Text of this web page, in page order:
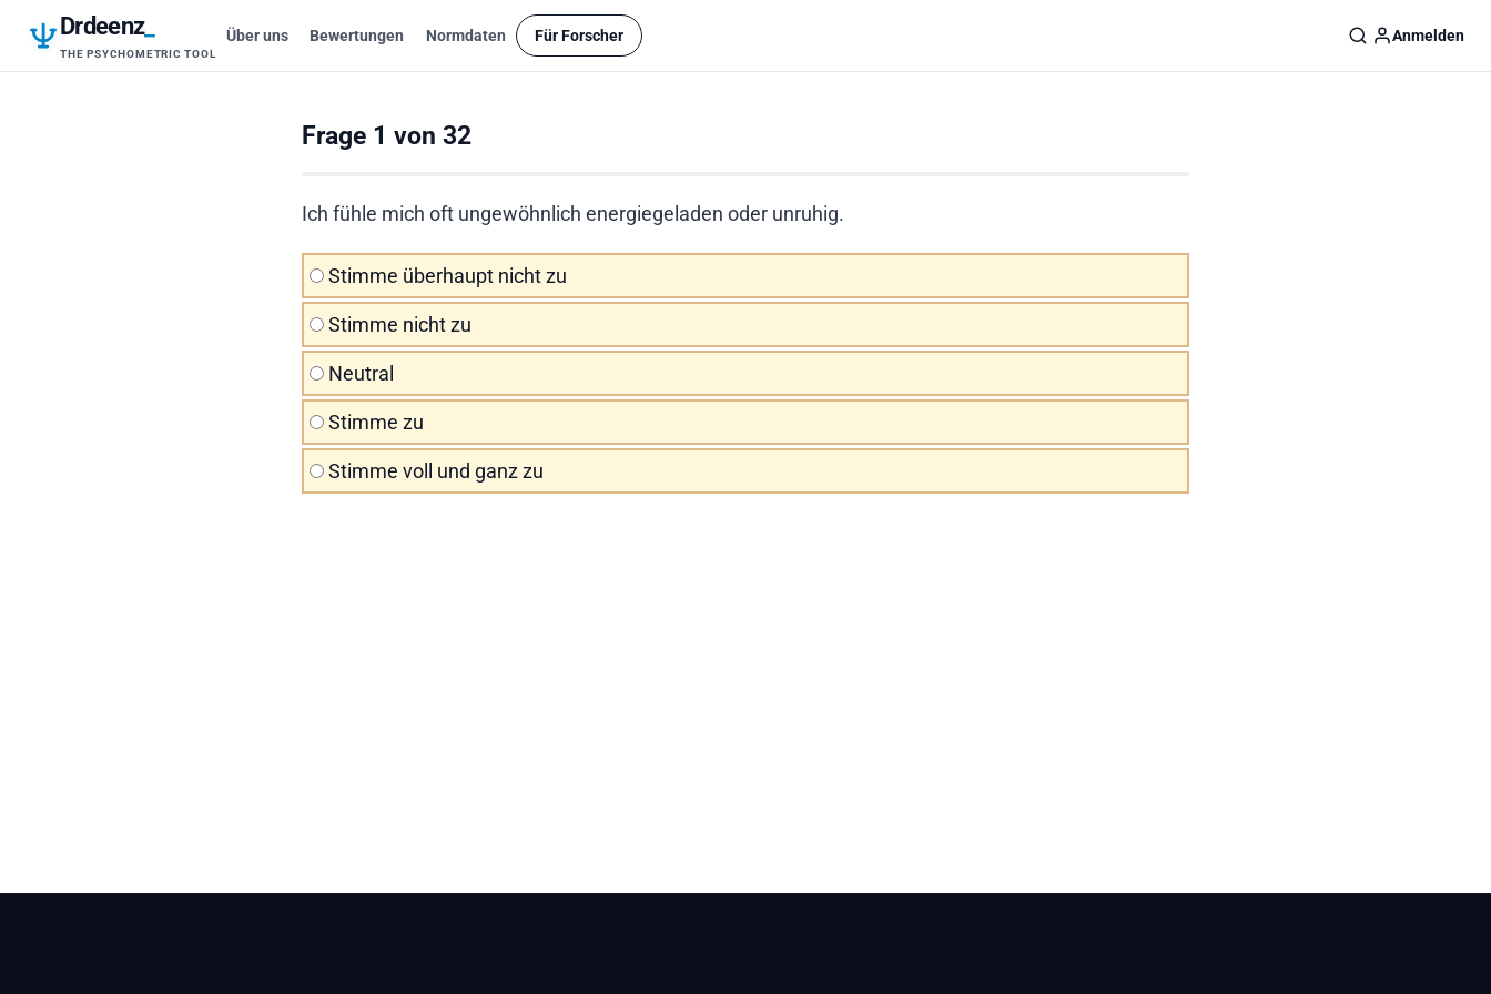
Drdeenz_
THE PSYCHOMETRIC TOOL
Über uns Bewertungen Normdaten Für Forscher Anmelden
Frage 1 von 32
Ich fühle mich oft ungewöhnlich energiegeladen oder unruhig.
Stimme überhaupt nicht zu
Stimme nicht zu
Neutral
Stimme zu
Stimme voll und ganz zu